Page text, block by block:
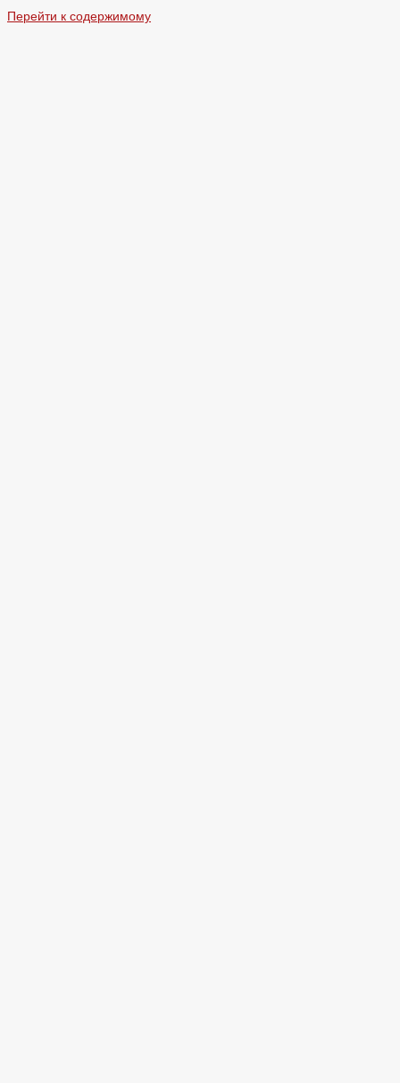
Перейти к содержимому